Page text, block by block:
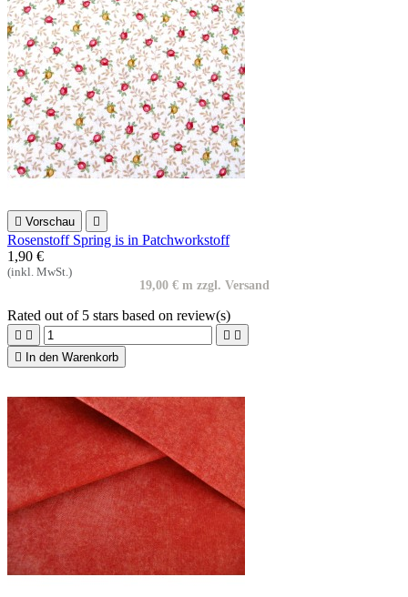
 Vorschau 
Rosenstoff Spring is in Patchworkstoff
1,90 €
(inkl. MwSt.)
19,00 € m zzgl. Versand
Rated out of 5 stars based on review(s)
   

In den Warenkorb